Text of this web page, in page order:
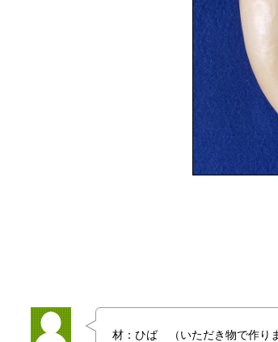
材：ひば （いただき物で作り